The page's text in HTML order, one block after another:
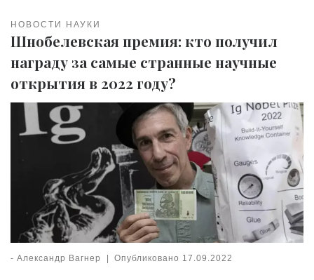
НОВОСТИ НАУКИ
Шнобелевская премия: кто получил
награду за самые странные научные
открытия в 2022 году?
- Александр Вагнер | Опубликовано 17.09.2022